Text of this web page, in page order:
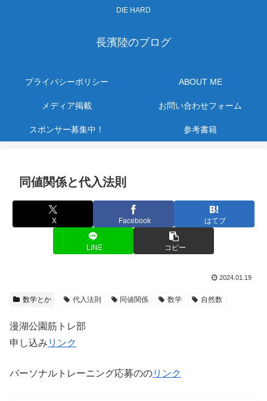
DIE HARD
長濱陸のブログ
プライバシーポリシー ABOUT ME
メディア掲載 お問い合わせフォーム
スポンサー募集中！ 参考書籍
同値関係と代入法則
X Facebook はてブ
LINE コピー
2024.01.19
数学とか 代入法則 同値関係 数学 自然数
漫湖公園筋トレ部
申し込み リンク
パーソナルトレーニング応募ののリンク